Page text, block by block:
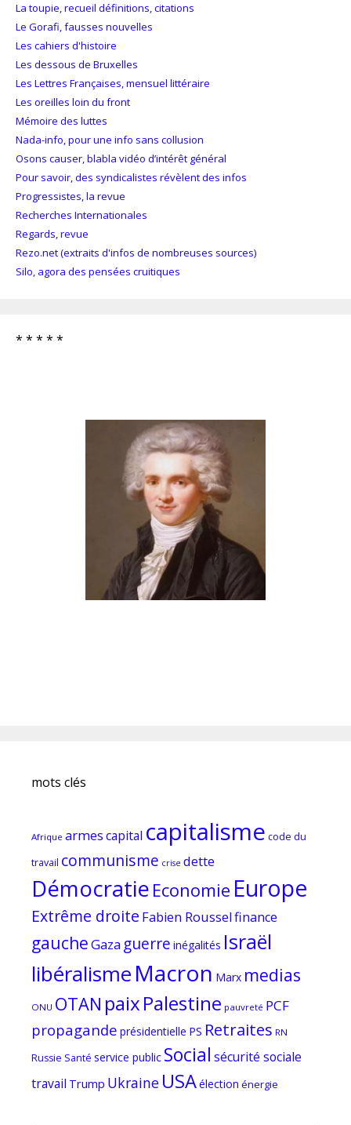
La toupie, recueil définitions, citations
Le Gorafi, fausses nouvelles
Les cahiers d'histoire
Les dessous de Bruxelles
Les Lettres Françaises, mensuel littéraire
Les oreilles loin du front
Mémoire des luttes
Nada-info, pour une info sans collusion
Osons causer, blabla vidéo d’intérêt général
Pour savoir, des syndicalistes révèlent des infos
Progressistes, la revue
Recherches Internationales
Regards, revue
Rezo.net (extraits d'infos de nombreuses sources)
Silo, agora des pensées cruitiques
* * * * *
mots clés
Afrique armescapital capitalisme code du
travail communisme crise dette
Démocratie Economie Europe
Extrême droite Fabien Rousselfinance
gaucheGaza guerre inégalités Israël
libéralismeMacron Marx medias
ONU OTAN paixPalestine pauvreté PCF
propagande présidentielle PS Retraites RN
Russie Santé service public Social sécurité sociale
travail Trump Ukraine USAélection énergie